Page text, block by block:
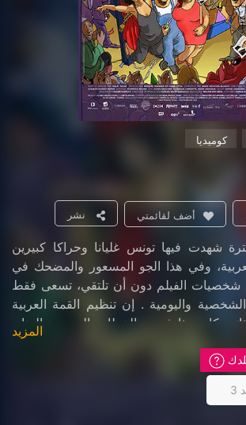
كوميديا
أضف لقائمتي نشر
فترة شهدت فيها تونس غليانا وحراكا كبيرين
وفي هذا الجو المسعور والمضحك في
الفيلم دون أن تلتقي، تسعى فقط
واليومية . إن تنظيم القمة العربية
كان هذا فحوى الخطاب الرسمي الرنان
والآذان، في حين كانت شخصيات هذا العمل
المزيد